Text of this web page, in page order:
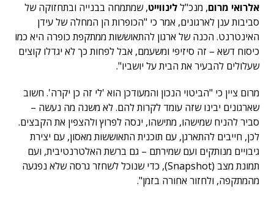
אלרואי מרום, מנכ"ללינווייט, שמתמחה בבנייה ובתחזוקה של
סביבות ענן לארגונים, אמר כי "הכופרות הן המחלה של עידן
האינטרנט. הכנה של ארגון להתאוששות ממתקפת כופרה היא כמו
כיסוח דשא – זה סיזיפי ומשעמם, אבל לפחות כך לא יגדלו קוצים
שעלולים להבעיר את הבית על יושביו".
מרום ציין כי "הביטוי הנכון והמעודכן הוא 'לי זה כן יקרה'. חשוב
שארגונים יבינו שזה עומד לקרות להם. לא משנה מה נעשה –
סביר להניח שמישהו, מתישהו, ינסה לפרוץ ולהצפין את הקבצים.
לכן, חייבים להתארגן, עם תוכנית התאוששות מאסון, עם יצירת
גיבויים מנותקים ועם שמירתם – גם ברשת האלטרנטיבית, ועם
תמונת מצב (Snapshot), כדי שנוכל לשחזר גרסה שלא נפגעה
מהמתקפה, ולחזור אחורה בזמן".